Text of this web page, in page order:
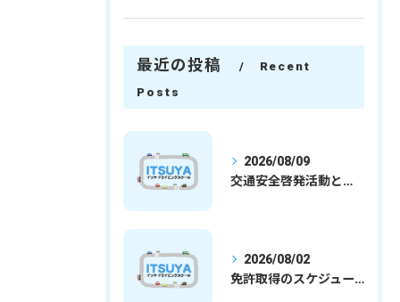
最近の投稿
Recent
Posts
2026/08/09
交通安全啓発活動と埼玉県さいたま市行田市で免許取得を安心して目指すための実践ガイド
2026/08/02
免許取得のスケジュールを徹底解説学生社会人の通学合宿別プランで最短取得のコツ